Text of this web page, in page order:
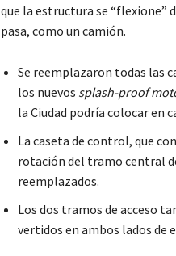
que la estructura se “flexione”
pasa, como un camión.
Se reemplazaron todas las
los nuevos splash-proof
la Ciudad podría colocar en
La caseta de control, que
rotación del tramo central
reemplazados.
Los dos tramos de acceso
vertidos en ambos lados de